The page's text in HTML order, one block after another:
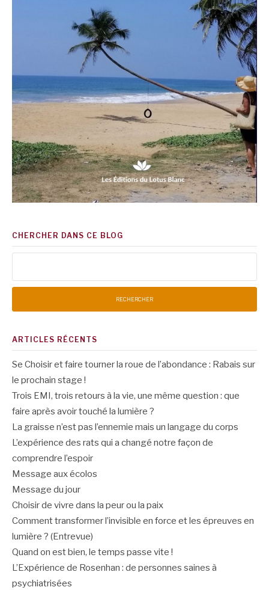
CHERCHER DANS CE BLOG
ARTICLES RÉCENTS
Se Choisir et faire tourner la roue de l’abondance : Rabais sur
le prochain stage !
Trois EMI, trois retours à la vie, une même question : que
faire après avoir touché la lumière ?
La graisse n’est pas l’ennemie mais un langage du corps
L’expérience des rats qui a changé notre façon de
comprendre l’espoir
Message aux écolos
Message du jour
Choisir de vivre dans la peur ou la paix
Comment transformer l’invisible en force et les épreuves en
lumière ? (Entrevue)
Quand on est bien, le temps passe vite !
L’Expérience de Rosenhan : de personnes saines à
psychiatrisées